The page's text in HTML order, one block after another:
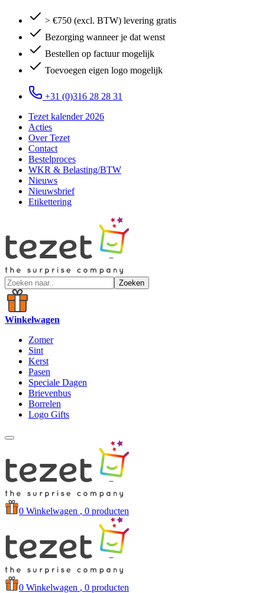
> €750 (excl. BTW) levering gratis
Bezorging wanneer je dat wenst
Bestellen op factuur mogelijk
Toevoegen eigen logo mogelijk
+31 (0)316 28 28 31
Tezet kalender 2026
Acties
Over Tezet
Contact
Bestelproces
WKR & Belasting/BTW
Nieuws
Nieuwsbrief
Etikettering
Zoeken
Winkelwagen
Zomer
Sint
Kerst
Pasen
Speciale Dagen
Brievenbus
Borrelen
Logo Gifts
0 Winkelwagen , 0 producten
0 Winkelwagen , 0 producten